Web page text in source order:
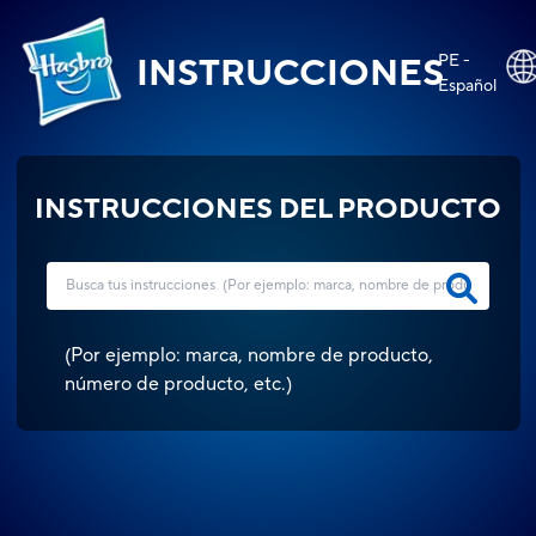
INSTRUCCIONESPE -
Español
INSTRUCCIONES DEL PRODUCTO
(Por ejemplo: marca, nombre de producto,
número de producto, etc.)